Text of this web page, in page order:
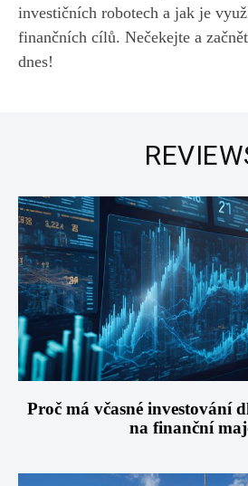
investičních robotech a jak je
finančních cílů. Nečekejte a
dnes!
Proč má včasné investování
na finanční